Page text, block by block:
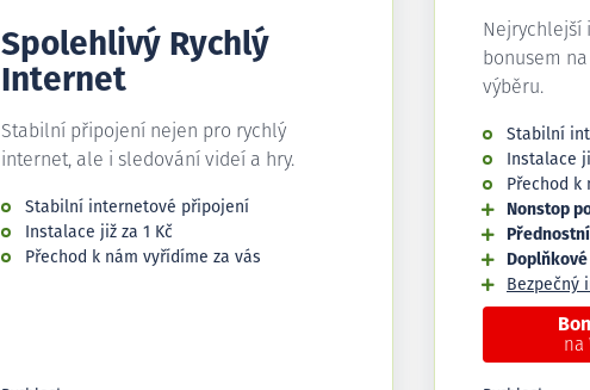
Spolehlivý Rychlý
Internet
Stabilní připojení nejen pro rychlý
internet, ale i sledování videí a hry.
Stabilní internetové připojení
Instalace již za 1 Kč
Přechod k nám vyřídíme za vás
Nejrychlejší
bonusem
výběru.
Stabilní
Instalace
Přechod k
Nonstop
Bezpečný
na